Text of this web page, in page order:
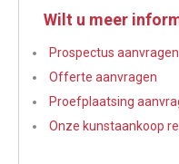
Wilt u meer
Prospectus aanvragen
Offerte aanvragen
Proefplaatsing
Onze kunstaankoop